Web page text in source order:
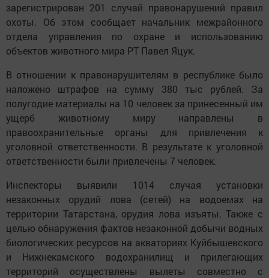
зарегистрирован 201 случай правонарушений правил
охоты. Об этом сообщает начальник межрайонного
отдела управления по охране и использованию
объектов животного мира РТ Павел Яцук.
В отношении к правонарушителям в республике было
наложено штрафов на сумму 380 тыс рублей. За
полугодие материалы на 10 человек за принесенный им
ущерб животному миру направлены в
правоохранительные органы для привлечения к
уголовной ответственности. В результате к уголовной
ответственности были привлечены 7 человек.
Инспекторы выявили 1014 случая установки
незаконных орудий лова (сетей) на водоемах на
территории Татарстана, орудия лова изъяты. Также с
целью обнаружения фактов незаконной добычи водных
биологических ресурсов на акваториях Куйбышевского
и Нижнекамского водохранилищ и прилегающих
территорий осуществлены вылеты совместно с